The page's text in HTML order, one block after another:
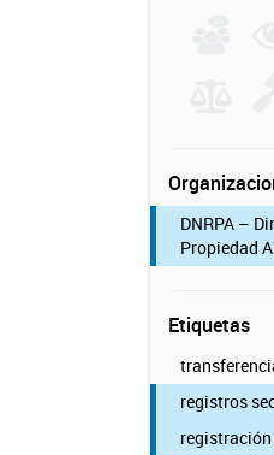
DNRPA –
Propiedad
Etiquetas
registros
registración